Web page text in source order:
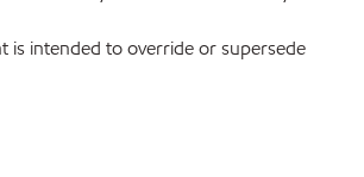
is intended to override or supersede